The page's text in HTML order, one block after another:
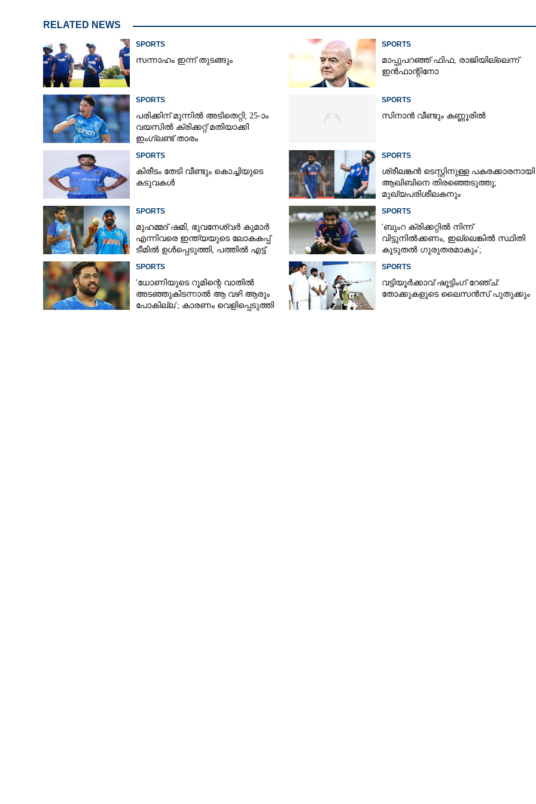
RELATED NEWS
SPORTS
സന്നാഹം ഇന്ന് തുടങ്ങും
SPORTS
മാപ്പുപറഞ്ഞ് ഫിഫ, രാജിയില്ലെന്ന്
ഇൻഫാന്റിനോ
SPORTS
പരിക്കിന് മുന്നിൽ അടിതെറ്റി; 25-ാം
വയസിൽ ക്രിക്കറ്റ് മതിയാക്കി
ഇംഗ്ലണ്ട് താരം
SPORTS
സിനാൻ വീണ്ടും കണ്ണൂരിൽ
SPORTS
കിരീ‌ടം തേടി വീണ്ടും കൊച്ചിയുടെ
കടുവകൾ
SPORTS
ശ്രീലങ്കൻ ടെസ്റ്റിനുള്ള പകരക്കാരനായി
ആഖിബിനെ തിരഞ്ഞെടുത്തു;
മുഖ്യപരിശീലകനും
SPORTS
മുഹമ്മദ് ഷമി, ഭുവനേശ്വർ കുമാർ
എന്നിവരെ ഇന്ത്യയുടെ ലോകകപ്പ്
ടീമിൽ ഉൾപ്പെടുത്തി,​ പത്തിൽ എട്ട്
SPORTS
'ബുംറ ക്രിക്കറ്റിൽ നിന്ന്
വിട്ടുനിൽക്കണം, ഇല്ലെങ്കിൽ സ്ഥിതി
കൂടുതൽ ഗുരുതരമാകും';
SPORTS
'ധോണിയുടെ റൂമിന്റെ വാതിൽ
അടഞ്ഞുകിടന്നാൽ ആ വഴി ആരും
പോകില്ല'; കാരണം വെളിപ്പെടുത്തി
SPORTS
വട്ടിയൂർക്കാവ് ഷൂട്ടിംഗ് റേഞ്ച്:
തോക്കുകളുടെ ലൈസൻസ് പുതുക്കും
മൂന്ന് ഓവർ മൂന്ന് തകർപ്പൻ വിക്കറ്റ്, 25
പന്തിൽ അർദ്ധ സെഞ്ച്വറി; സച്ചിന്റെ
മേൽവിലാസം ഇനി അർജുന് വേണ്ട